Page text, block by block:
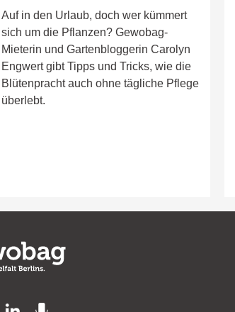
Auf in den Urlaub, doch wer kümmert
sich um die Pflanzen? Gewobag-
Mieterin und Gartenbloggerin Carolyn
Engwert gibt Tipps und Tricks, wie die
Blütenpracht auch ohne tägliche Pflege
überlebt.